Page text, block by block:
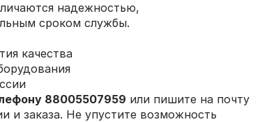
надежностью,
сроком службы.
качества
88005507959 или пишите на почту
и заказа. Не упустите возможность